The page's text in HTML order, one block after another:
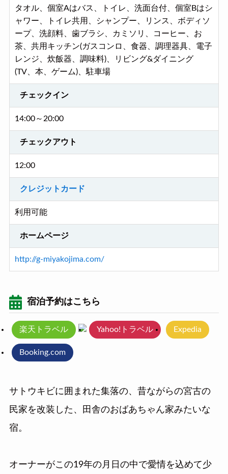
タオル、個室Aはバス、トイレ、洗面台付、個室Bはシ
ャワー、トイレ共用、シャンプー、リンス、ボディソ
ープ、洗顔料、歯ブラシ、カミソリ、コーヒー、お
茶、共用キッチン(ガスコンロ、食器、調理器具、電子
レンジ、炊飯器、調味料)、リビング&ダイニング
(TV、本、ゲーム)、駐車場
チェックイン
14:00～20:00
チェックアウト
12:00
クレジットカード
利用可能
ホームページ
http://g-miyakojima.com/
宿泊予約はこちら
楽天トラベル Yahoo!トラベル Expedia
Booking.com
サトウキビに囲まれた集落の、昔ながらの宮古の
民家を改装した、田舎のおばあちゃん家みたいな
宿。
オーナーがこの19年の月日の中で愛情を込めて少